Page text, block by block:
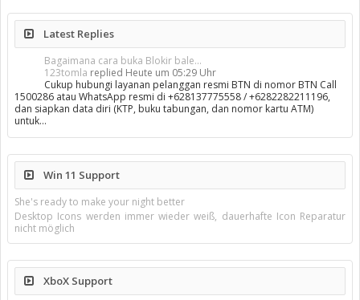
Latest Replies
Bagaimana cara buka Blokir bale...
123tomla replied Heute um 05:29 Uhr
Cukup hubungi layanan pelanggan resmi BTN di nomor BTN Call
1500286 atau WhatsApp resmi di +628137775558 / +6282282211196,
dan siapkan data diri (KTP, buku tabungan, dan nomor kartu ATM)
untuk…
Win 11 Support
She's ready to make your night better
Desktop Icons werden immer wieder weiß, dauerhafte Icon Reparatur
nicht möglich
XboX Support